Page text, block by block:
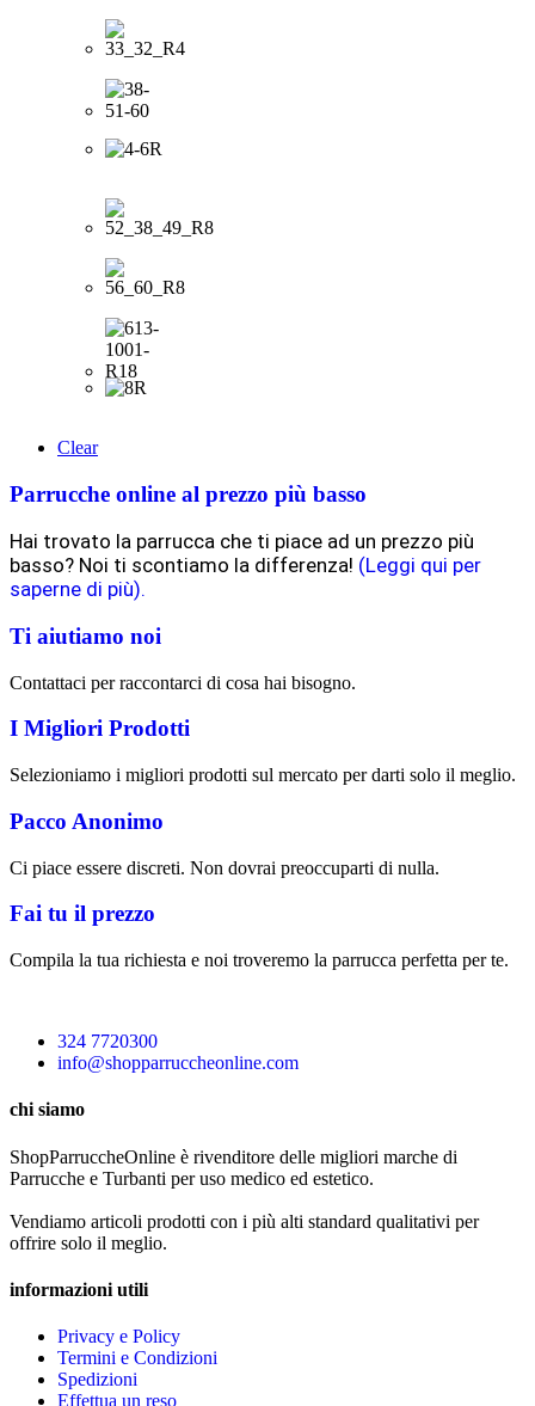
Clear
Parrucche online al prezzo più basso
Hai trovato la parrucca che ti piace ad un prezzo più
basso? Noi ti scontiamo la differenza! (Leggi qui per
saperne di più).
Ti aiutiamo noi
Contattaci per raccontarci di cosa hai bisogno.
I Migliori Prodotti
Selezioniamo i migliori prodotti sul mercato per darti solo il meglio.
Pacco Anonimo
Ci piace essere discreti. Non dovrai preoccuparti di nulla.
Fai tu il prezzo
Compila la tua richiesta e noi troveremo la parrucca perfetta per te.
324 7720300
info@shopparruccheonline.com
chi siamo
ShopParruccheOnline è rivenditore delle migliori marche di
Parrucche e Turbanti per uso medico ed estetico.
Vendiamo articoli prodotti con i più alti standard qualitativi per
offrire solo il meglio.
informazioni utili
Privacy e Policy
Termini e Condizioni
Spedizioni
Effettua un reso